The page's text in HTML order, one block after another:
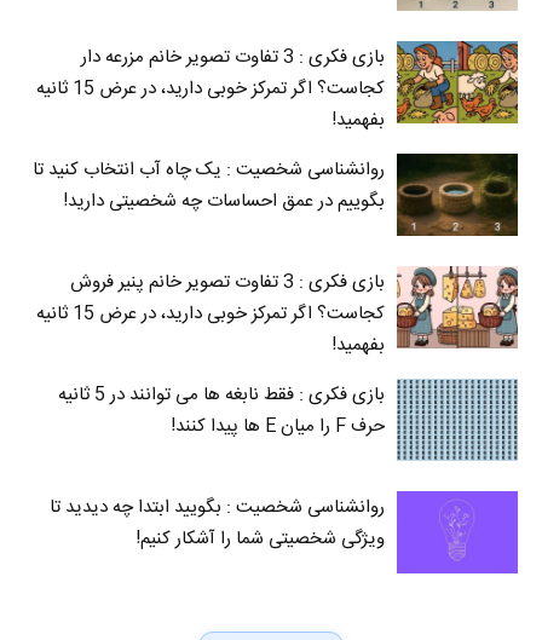
بازی فکری : 3 تفاوت تصویر خانم مزرعه دار
کجاست؟ اگر تمرکز خوبی دارید، در عرض 15 ثانیه
بفهمید!
روانشناسی شخصیت : یک چاه آب انتخاب کنید تا
بگوییم در عمق احساسات چه شخصیتی دارید!
بازی فکری : 3 تفاوت تصویر خانم پنیر فروش
کجاست؟ اگر تمرکز خوبی دارید، در عرض 15 ثانیه
بفهمید!
بازی فکری : فقط نابغه ها می توانند در 5 ثانیه
حرف F را میان E‌ ها پیدا کنند!
روانشناسی شخصیت : بگویید ابتدا چه دیدید تا
ویژگی شخصیتی شما را آشکار کنیم!